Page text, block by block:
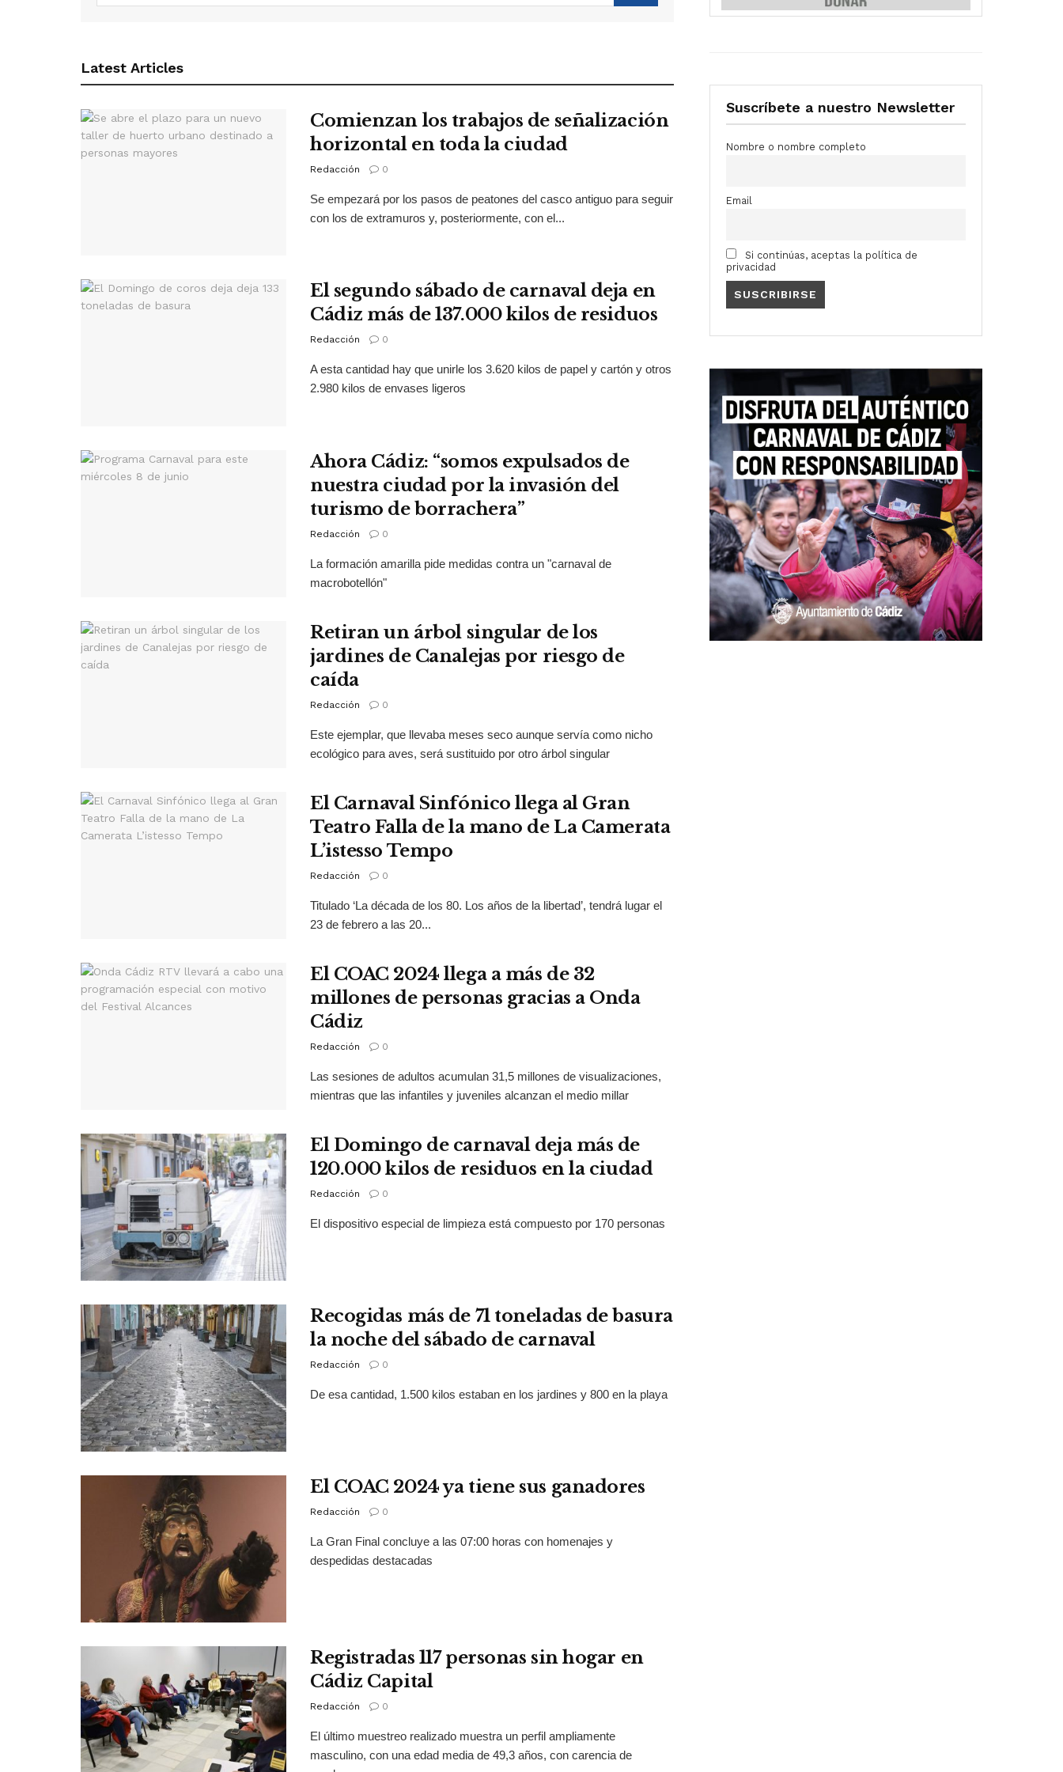
Latest Articles
Comienzan los trabajos de señalización
horizontal en toda la ciudad
Redacción 0
Se empezará por los pasos de peatones del casco antiguo para seguir
con los de extramuros y, posteriormente, con el...
El segundo sábado de carnaval deja en
Cádiz más de 137.000 kilos de residuos
Redacción 0
A esta cantidad hay que unirle los 3.620 kilos de papel y cartón y otros
2.980 kilos de envases ligeros
Ahora Cádiz: “somos expulsados de
nuestra ciudad por la invasión del
turismo de borrachera”
Redacción 0
La formación amarilla pide medidas contra un "carnaval de
macrobotellón"
Retiran un árbol singular de los
jardines de Canalejas por riesgo de
caída
Redacción 0
Este ejemplar, que llevaba meses seco aunque servía como nicho
ecológico para aves, será sustituido por otro árbol singular
El Carnaval Sinfónico llega al Gran
Teatro Falla de la mano de La Camerata
L’istesso Tempo
Redacción 0
Titulado ‘La década de los 80. Los años de la libertad’, tendrá lugar el
23 de febrero a las 20...
El COAC 2024 llega a más de 32
millones de personas gracias a Onda
Cádiz
Redacción 0
Las sesiones de adultos acumulan 31,5 millones de visualizaciones,
mientras que las infantiles y juveniles alcanzan el medio millar
El Domingo de carnaval deja más de
120.000 kilos de residuos en la ciudad
Redacción 0
El dispositivo especial de limpieza está compuesto por 170 personas
Recogidas más de 71 toneladas de basura
la noche del sábado de carnaval
Redacción 0
De esa cantidad, 1.500 kilos estaban en los jardines y 800 en la playa
El COAC 2024 ya tiene sus ganadores
Redacción 0
La Gran Final concluye a las 07:00 horas con homenajes y
despedidas destacadas
Registradas 117 personas sin hogar en
Cádiz Capital
Redacción 0
El último muestreo realizado muestra un perfil ampliamente
masculino, con una edad media de 49,3 años, con carencia de
Suscríbete a nuestro Newsletter
Nombre o nombre completo
Email
Si continúas, aceptas la política de
privacidad